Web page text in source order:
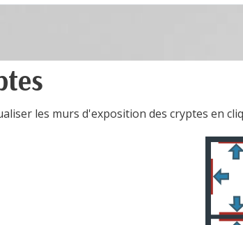
les murs d'exposition des cryptes en